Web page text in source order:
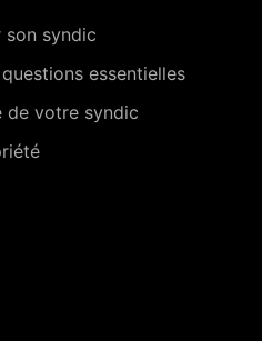
son syndic
essentielles
de votre syndic